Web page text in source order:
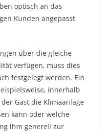
optisch an das
Kunden angepasst
über die gleiche
verfügen, muss dies
festgelegt werden. Ein
innerhalb
Gast die Klimaanlage
kann oder welche
ihm generell zur